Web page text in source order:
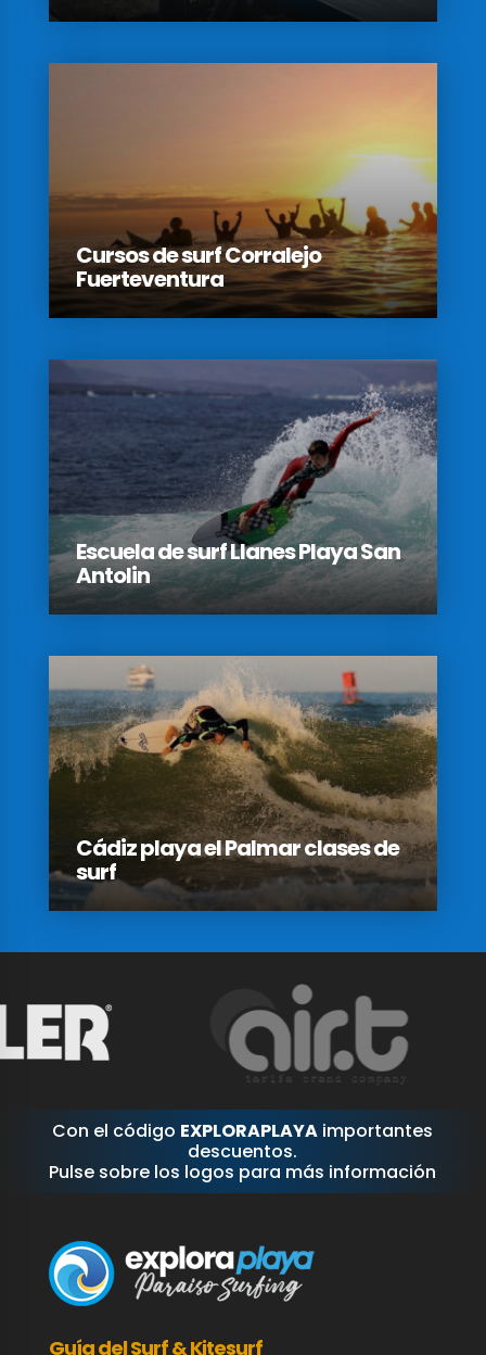
Cursos de surf Corralejo
Fuerteventura
Escuela de surf Llanes Playa San
Antolin
Cádiz playa el Palmar clases de
surf
Con el código EXPLORAPLAYA importantes
descuentos.
Pulse sobre los logos para más información
Guía del Surf & Kitesurf